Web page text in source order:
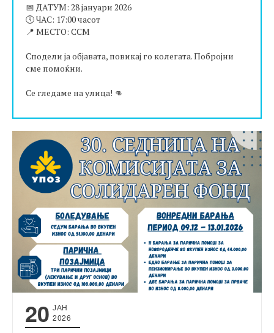
📅 ДАТУМ: 28 јануари 2026
🕔 ЧАС: 17:00 часот
📍 МЕСТО: ССМ
Сподели ја објавата, повикај го колегата. Побројни
сме помоќни.
Се гледаме на улица! 👊
20 ЈАН
2026